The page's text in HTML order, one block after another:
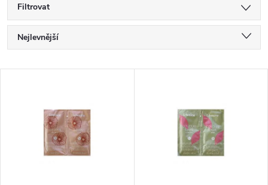
Filtrovat
Ř
a
Nejlevnější
Abecedně